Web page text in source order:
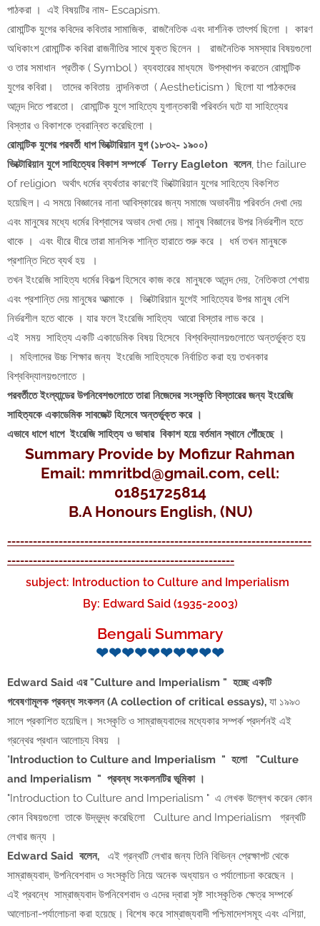
পাঠকরা । এই বিষয়টির নাম- Escapism.
রোমান্টিক যুগের কবিদের কবিতার সামাজিক, রাজনৈতিক এবং দার্শনিক তাৎপর্য ছিলো । কারণ
অধিকাংশ রোমান্টিক কবিরা রাজনীতির সাথে যুক্ত ছিলেন । রাজনৈতিক সমস্যার বিষয়গুলো
ও তার সমাধান প্রতীক ( Symbol ) ব্যবহারের মাধ্যমে উপস্থাপন করতেন রোমান্টিক
যুগের কবিরা। তাদের কবিতায় নান্দনিকতা ( Aestheticism ) ছিলো যা পাঠকদের
আনন্দ দিতে পারতো। রোমান্টিক যুগে সাহিত্যে যুগান্তকারী পরিবর্তন ঘটে যা সাহিত্যের
বিস্তার ও বিকাশকে ত্বরান্বিত করেছিলো ।
রোমান্টিক যুগের পরবর্তী ধাপ ভিক্টোরিয়ান যুগ (১৮৩২- ১৯০০)
ভিক্টোরিয়ান যুগে সাহিত্যের বিকাশ সম্পর্কে Terry Eagleton বলেন, the failure
of religion অর্থাৎ ধর্মের ব্যর্থতার কারণেই ভিক্টোরিয়ান যুগের সাহিত্যে বিকশিত
হয়েছিল। এ সময়ে বিজ্ঞানের নানা আবিস্কারের জন্য সমাজে অভাবনীয় পরিবর্তন দেখা দেয়
এবং মানুষের মধ্যে ধর্মের বিশ্বাসের অভাব দেখা দেয়। মানুষ বিজ্ঞানের উপর নির্ভরশীল হতে
থাকে । এবং ধীরে ধীরে তারা মানসিক শান্তি হারাতে শুরু করে । ধর্ম তখন মানুষকে
প্রশান্তি দিতে ব্যর্থ হয় ।
তখন ইংরেজি সাহিত্য ধর্মের বিকল্প হিসেবে কাজ করে মানুষকে আনন্দ দেয়, নৈতিকতা শেখায়
এবং প্রশান্তি দেয় মানুষের আত্মাকে । ভিক্টোরিয়ান যুগেই সাহিত্যের উপর মানুষ বেশি
নির্ভরশীল হতে থাকে । যার ফলে ইংরেজি সাহিত্য আরো বিস্তার লাভ করে ।
এই সময় সাহিত্য একটি একাডেমিক বিষয় হিসেবে বিশ্ববিদ্যালয়গুলোতে অন্তর্ভুক্ত হয়
। মহিলাদের উচ্চ শিক্ষার জন্য ইংরেজি সাহিত্যকে নির্বাচিত করা হয় তখনকার
বিশ্ববিদ্যালয়গুলোতে ।
পরবর্তীতে ইংল্যান্ডের উপনিবেশগুলোতে তারা নিজেদের সংস্কৃতি বিস্তারের জন্য ইংরেজি
সাহিত্যকে একাডেমিক সাবজেক্ট হিসেবে অন্তর্ভুক্ত করে ।
এভাবে ধাপে ধাপে ইংরেজি সাহিত্য ও ভাষার বিকাশ হয়ে বর্তমান স্থানে পৌঁছেছে ।
Summary Provide by Mofizur Rahman
Email: mmritbd@gmail.com, cell:
01851725814
B.A Honours English, (NU)
-----------------------------------------------------------------------
-----------------------------------------------------
subject: Introduction to Culture and Imperialism
By: Edward Said (1935-2003)
Bengali Summary
❤❤❤❤❤❤❤❤❤❤
Edward Said এর "Culture and Imperialism " হচ্ছে একটি
গবেষণামূলক প্রবন্ধ সংকলন (A collection of critical essays), যা ১৯৯৩
সালে প্রকাশিত হয়েছিল। সংস্কৃতি ও সাম্রাজ্যবাদের মধ্যেকার সম্পর্ক প্রদর্শনই এই
গ্রন্থের প্রধান আলোচ্য বিষয় ।
"Introduction to Culture and Imperialism " হলো "Culture
and Imperialism " প্রবন্ধ সংকলনটির ভূমিকা ।
"Introduction to Culture and Imperialism " এ লেখক উল্লেখ করেন কোন
কোন বিষয়গুলো তাকে উদ্ভুদ্ধ করেছিলো Culture and Imperialism গ্রন্থটি
লেখার জন্য ।
Edward Said বলেন, এই গ্রন্থটি লেখার জন্য তিনি বিভিন্ন প্রেক্ষাপট থেকে
সাম্রাজ্যবাদ, উপনিবেশবাদ ও সংস্কৃতি নিয়ে অনেক অধ্যায়ন ও পর্যালোচনা করেছেন ।
এই প্রবন্ধে সাম্রাজ্যবাদ উপনিবেশবাদ ও এদের দ্বারা সৃষ্ট সাংস্কৃতিক ক্ষেত্র সম্পর্কে
আলােচনা-পর্যালােচনা করা হয়েছে। বিশেষ করে সাম্রাজ্যবাদী পশ্চিমাদেশসমূহ এবং এশিয়া,